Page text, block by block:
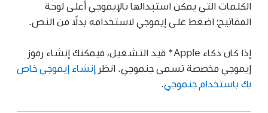
الكلمات التي يمكن استبدالها بالإيموجي أعلى لوحة
المفاتيح؛ اضغط على إيموجي لاستخدامه بدلًا من النص.
إذا كان ذكاء Apple* قيد التشغيل، فيمكنك إنشاء رموز
إيموجي مخصصة تسمى جنموجي. انظر إنشاء إيموجي خاص
بك باستخدام جنموجي